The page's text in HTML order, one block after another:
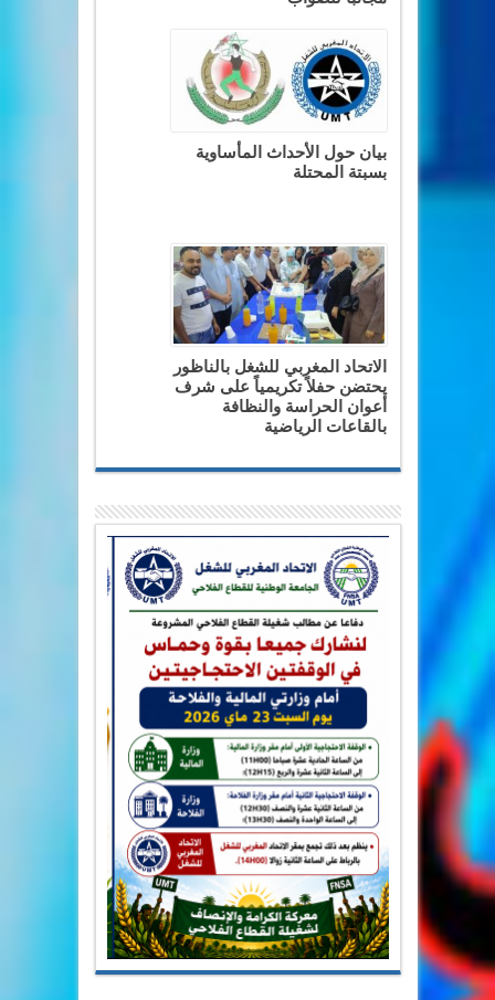
بيان حول الأحداث المأساوية
بسبتة المحتلة
الاتحاد المغربي للشغل بالناظور
يحتضن حفلاً تكريمياً على شرف
أعوان الحراسة والنظافة
بالقاعات الرياضية